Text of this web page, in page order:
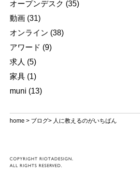
オープンデスク (35)
動画 (31)
オンライン (38)
アワード (9)
求人 (5)
家具 (1)
muni (13)
home > ブログ> 人に教えるのがいちばん